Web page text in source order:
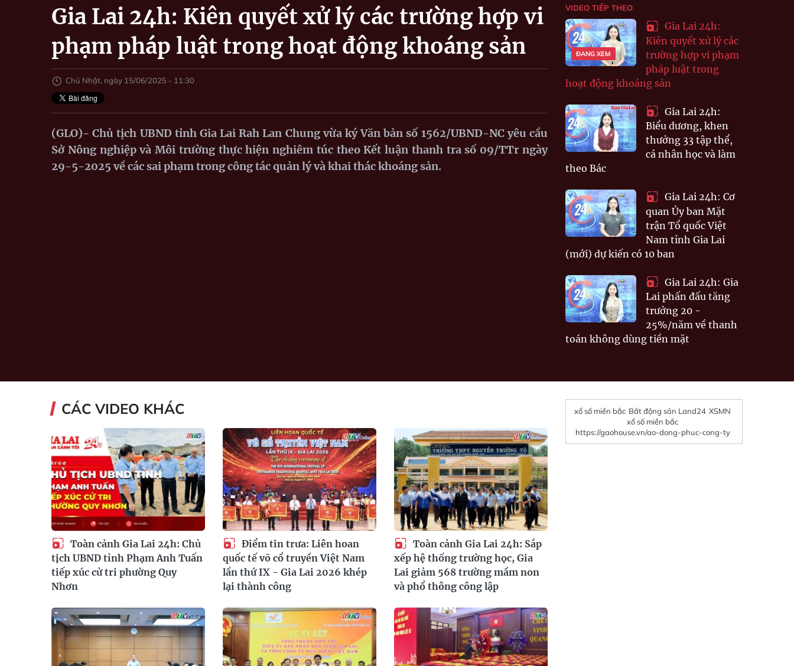
Gia Lai 24h: Kiên quyết xử lý các trường hợp vi
phạm pháp luật trong hoạt động khoáng sản
Chủ Nhật, ngày 15/06/2025 - 11:30
(GLO)- Chủ tịch UBND tỉnh Gia Lai Rah Lan Chung vừa ký Văn bản số 1562/UBND-NC yêu cầu
Sở Nông nghiệp và Môi trường thực hiện nghiêm túc theo Kết luận thanh tra số 09/TTr ngày
29-5-2025 về các sai phạm trong công tác quản lý và khai thác khoáng sản.
VIDEO TIẾP THEO
ĐANG XEM
Gia Lai 24h:
Kiên quyết xử lý các
trường hợp vi phạm
pháp luật trong
hoạt động khoáng sản
Gia Lai 24h:
Biểu dương, khen
thưởng 33 tập thể,
cá nhân học và làm
theo Bác
Gia Lai 24h: Cơ
quan Ủy ban Mặt
trận Tổ quốc Việt
Nam tỉnh Gia Lai
(mới) dự kiến có 10 ban
Gia Lai 24h: Gia
Lai phấn đấu tăng
trưởng 20 -
25%/năm về thanh
toán không dùng tiền mặt
CÁC VIDEO KHÁC
Toàn cảnh Gia Lai 24h: Chủ
tịch UBND tỉnh Phạm Anh Tuấn
tiếp xúc cử tri phường Quy
Nhơn
Điểm tin trưa: Liên hoan
quốc tế võ cổ truyền Việt Nam
lần thứ IX - Gia Lai 2026 khép
lại thành công
Toàn cảnh Gia Lai 24h: Sắp
xếp hệ thống trường học, Gia
Lai giảm 568 trường mầm non
và phổ thông công lập
xổ số miền bắc Bất động sản Land24 XSMN
xổ số miền bắc
https://gaohouse.vn/ao-dong-phuc-cong-ty